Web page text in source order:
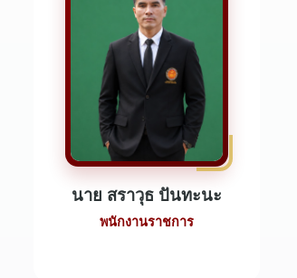
นาย สราวุธ ปันทะนะ
พนักงานราชการ